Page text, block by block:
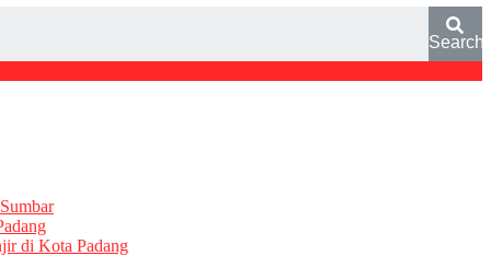
Search
di Kota Padang